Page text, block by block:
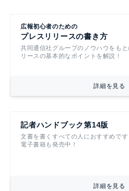
広報初心者のための
プレスリリースの書き方
共同通信社グループのノウハウをもと
リースの基本的なポイントを解説！
詳細を見る
記者ハンドブック第14版
文書を書くすべての人におすすめです
電子書籍も発売中！
詳細を見る